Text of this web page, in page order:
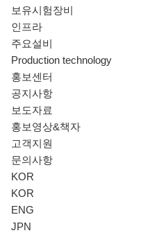
보유시험장비
인프라
주요설비
Production technology
홍보센터
공지사항
보도자료
홍보영상&책자
고객지원
문의사항
KOR
KOR
ENG
JPN